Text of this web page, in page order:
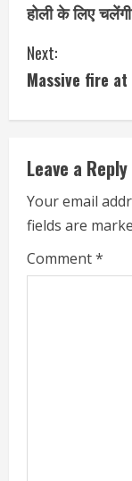
होली के लिए
Next:
Massive fire
Leave a Reply
Your email
fields are
Comment*